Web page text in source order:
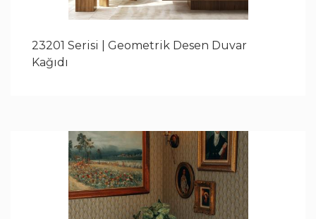
23201 Serisi | Geometrik Desen Duvar
Kağıdı